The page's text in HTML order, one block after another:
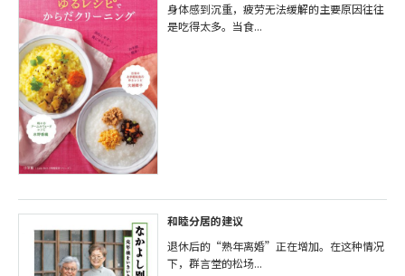
身体感到沉重，疲劳无法缓解的主要原因往往
是吃得太多。当食...
和睦分居的建议
退休后的“熟年离婚”正在增加。在这种情况
下，群言堂的松场...